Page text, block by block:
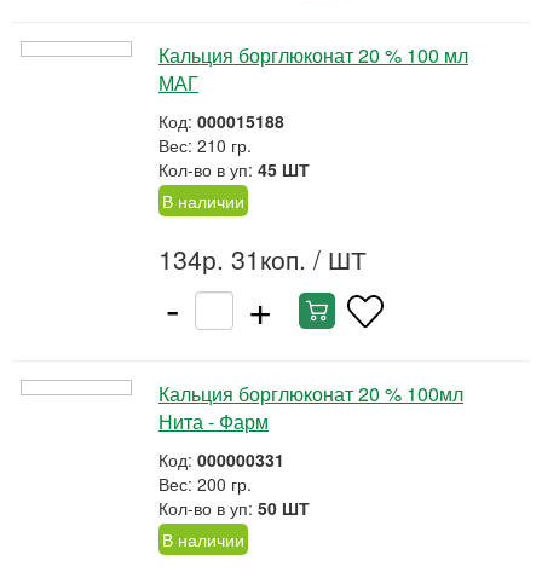
Кальция борглюконат 20 % 100 мл
МАГ
Код: 000015188
Вес: 210 гр.
Кол-во в уп: 45 ШТ
В наличии
134р. 31коп. / ШТ
- +
Кальция борглюконат 20 % 100мл
Нита - Фарм
Код: 000000331
Вес: 200 гр.
Кол-во в уп: 50 ШТ
В наличии